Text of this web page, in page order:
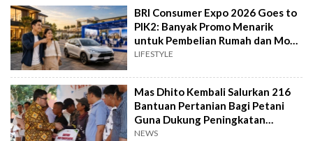
BRI Consumer Expo 2026 Goes to
PIK2: Banyak Promo Menarik
untuk Pembelian Rumah dan Mobil
Baru
LIFESTYLE
Mas Dhito Kembali Salurkan 216
Bantuan Pertanian Bagi Petani
Guna Dukung Peningkatan
Produksi
NEWS